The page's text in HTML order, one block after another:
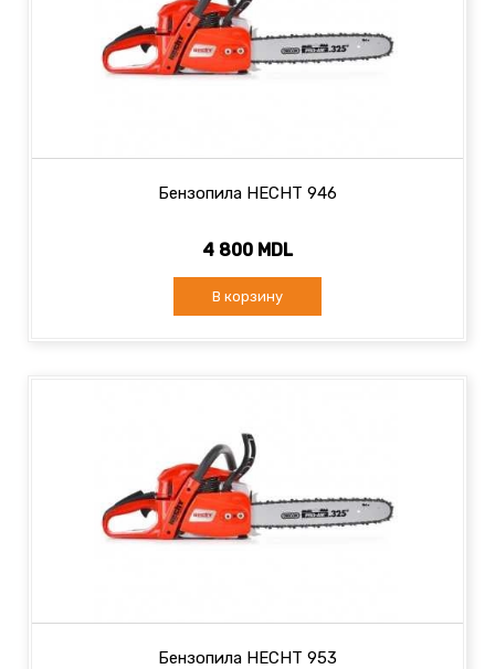
Бензопила HECHT 946
4 800 MDL
В корзину
Бензопила HECHT 953